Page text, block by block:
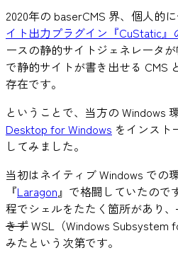
2020年の baserCMS 界、個人的
イト出力プラグイン『CuStatic』
ースの静的サイトジェネレータ
で静的サイトが書き出せる CMS
存在です。
ということで、当方の Windows
Desktop for Windows をインスト
してみました。
当初はネイティブ Windows での
『Laragon 』で格闘していたので
程でシェルをたたく箇所があり、
きずWSL（Windows Subsystem
みたという次第です。